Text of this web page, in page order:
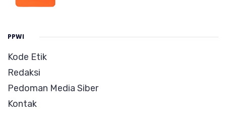
PPWI
Kode Etik
Redaksi
Pedoman Media Siber
Kontak